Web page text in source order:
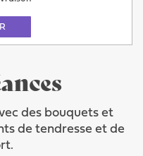
des bouquets et
de tendresse et de